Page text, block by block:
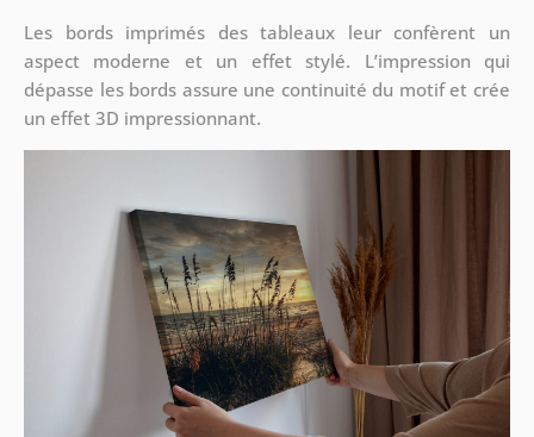
Les bords imprimés des tableaux leur confèrent un
aspect moderne et un effet stylé. L’impression qui
dépasse les bords assure une continuité du motif et crée
un effet 3D impressionnant.